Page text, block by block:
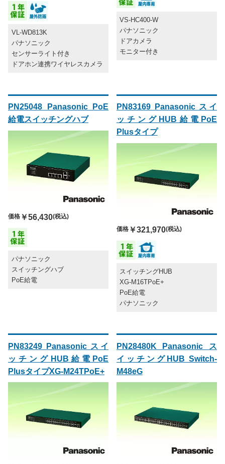
VL-WD813K
パナソニック
センサーライト付き
ドアホン連携ワイヤレスカメラ
VS-HC400-W
パナソニック
ドアカメラ
モニター付き
PN25048 Panasonic PoE
給電スイッチングハブ
価格 ￥56,430(税込)
パナソニック
スイッチングハブ
PoE給電
PN83169 Panasonic スイ
ッチングHUB給電PoE
Plusタイプ
価格￥321,970(税込)
スイッチングHUB
XG-M16TPoE+
PoE給電
パナソニック
PN83249 Panasonic スイ
ッチングHUB給電PoE
PlusタイプXG-M24TPoE+
PN28480K Panasonic ス
イッチングHUB Switch-
M48eG